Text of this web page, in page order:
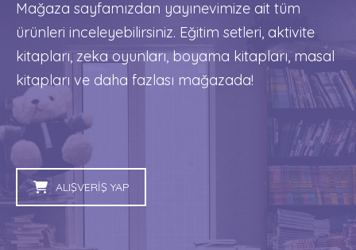
Mağaza sayfamızdan yayınevimize ait tüm
ürünleri inceleyebilirsiniz. Eğitim setleri, aktivite
kitapları, zeka oyunları, boyama kitapları, masal
kitapları ve daha fazlası mağazada!
ALIŞVERİŞ YAP